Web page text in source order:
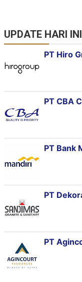
UPDATE HARI INI